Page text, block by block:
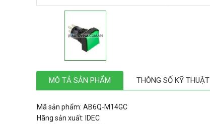
MÔ TẢ SẢN PHẨM THÔNG SỐ KỸ THUẬT
Mã sản phẩm: AB6Q-M14GC
Hãng sản xuất: IDEC